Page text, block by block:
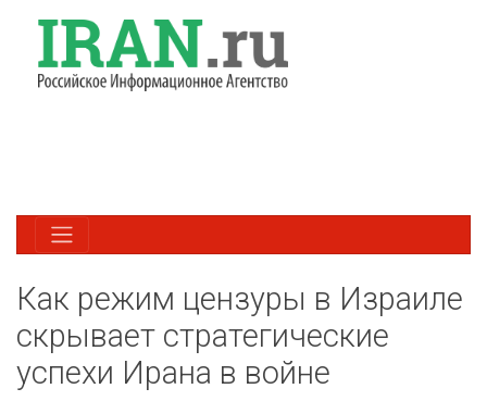
Как режим цензуры в Израиле
скрывает стратегические
успехи Ирана в войне